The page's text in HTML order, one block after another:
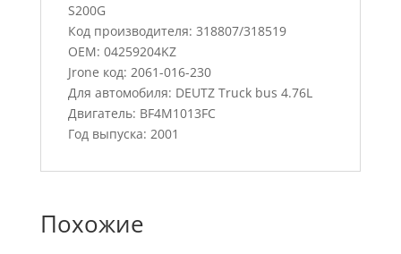
S200G
Код производителя: 318807/318519
OEM: 04259204KZ
Jrone код: 2061-016-230
Для автомобиля: DEUTZ Truck bus 4.76L
Двигатель: BF4M1013FC
Год выпуска: 2001
Похожие